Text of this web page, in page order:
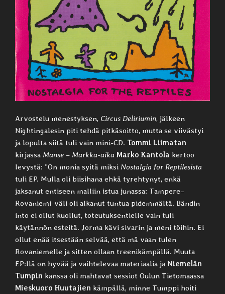
Arvostelu menestyksen, Circus Deliriumin, jälkeen
Nightingalesin piti tehdä pitkäsoitto, mutta se viivästyi
ja lopulta siitä tuli vain mini-CD. Tommi Liimatan
kirjassa Manse – Markka-aika Marko Kantola kertoo
levystä: ”On monia syitä miksi Nostalgia for Reptilesista
tuli EP. Mulla oli biisihana ehkä tyrehtynyt, enkä
jaksanut entiseen malliin istua junassa: Tampere–
Rovaniemi-väli oli alkanut tuntua pidemmältä. Bändin
into ei ollut kuollut, toteutuksentielle vain tuli
käytännön esteitä. Jorma kävi sivarin ja meni töihin. Ei
ollut enää itsestään selvää, että mä vaan tulen
Rovaniemelle ja sitten ollaan treenikämpällä. Muuta
EP:llä on hyvää ja vaihtelevaa materiaalia ja Niemelän
Tumpin kanssa oli mahtavat sessiot Oulun Tietomaassa
Mieskuoro Huutajien kämpällä, minne Tumppi hoiti